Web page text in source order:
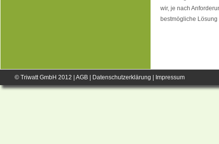
wir, je nach
bestmögliche
© Triwatt GmbH 2012 | AGB Datenschutzerklärung Impressum